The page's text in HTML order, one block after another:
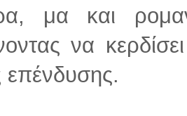
μα και
να
επένδυσης.